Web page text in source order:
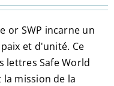
210.00€
à
230.00€
or SWP incarne un
et d'unité. Ce
lettres Safe World
la mission de la